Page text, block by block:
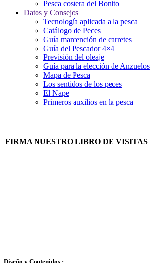
Pesca costera del Bonito
Datos y Consejos
Tecnología aplicada a la pesca
Catálogo de Peces
Guía mantención de carretes
Guía del Pescador 4×4
Previsión del oleaje
Guía para la elección de Anzuelos
Mapa de Pesca
Los sentidos de los peces
El Nape
Primeros auxilios en la pesca
FIRMA NUESTRO LIBRO DE VISITAS
Diseño y Contenidos :